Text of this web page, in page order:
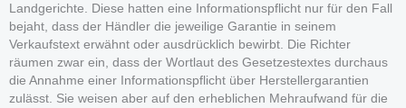
Landgerichte. Diese hatten eine Informationspflicht nur für den Fall
bejaht, dass der Händler die jeweilige Garantie in seinem
Verkaufstext erwähnt oder ausdrücklich bewirbt. Die Richter
räumen zwar ein, dass der Wortlaut des Gesetzestextes durchaus
die Annahme einer Informationspflicht über Herstellergarantien
zulässt. Sie weisen aber auf den erheblichen Mehraufwand für die